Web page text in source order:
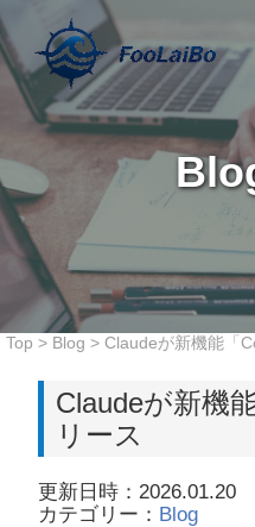
Top > Blog > Claudeが新機能「
Claudeが新機
リース
更新日時：2026.01.20
カテゴリー： Blog